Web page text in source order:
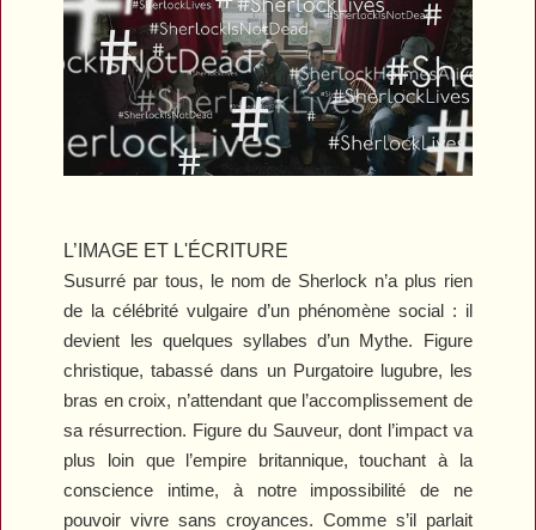
L’IMAGE ET L'ÉCRITURE
Susurré par tous, le nom de Sherlock n’a plus rien
de la célébrité vulgaire d’un phénomène social : il
devient les quelques syllabes d’un Mythe. Figure
christique, tabassé dans un Purgatoire lugubre, les
bras en croix, n’attendant que l’accomplissement de
sa résurrection. Figure du Sauveur, dont l’impact va
plus loin que l’empire britannique, touchant à la
conscience intime, à notre impossibilité de ne
pouvoir vivre sans croyances. Comme s’il parlait